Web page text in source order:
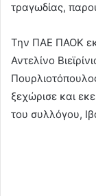
τραγωδίας,
Την ΠΑΕ ΠΑΟΚ
Αντελίνο
ξεχώρισε και
του συλλόγου,